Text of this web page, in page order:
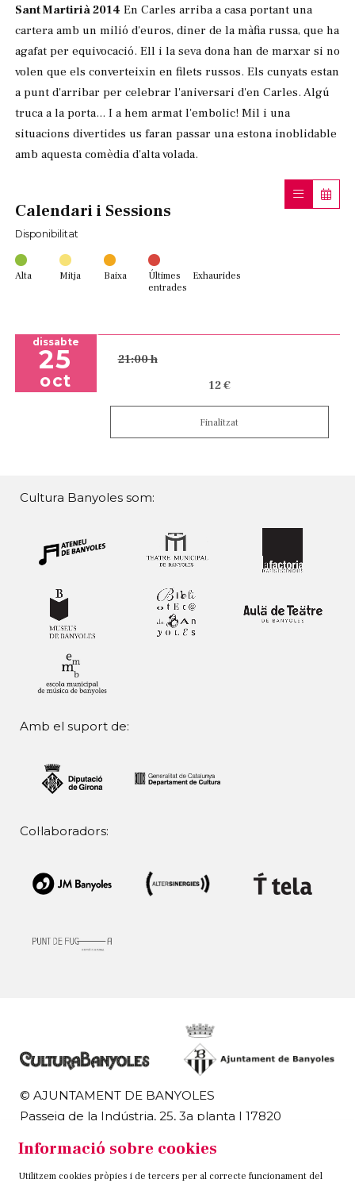
Sant Martirià 2014 En Carles arriba a casa portant una
cartera amb un milió d'euros, diner de la màfia russa, que ha
agafat per equivocació. Ell i la seva dona han de marxar si no
volen que els converteixin en filets russos. Els cunyats estan
a punt d'arribar per celebrar l'aniversari d'en Carles. Algú
truca a la porta... I a hem armat l'embolic! Mil i una
situacions divertides us faran passar una estona inoblidable
amb aquesta comèdia d'alta volada.
Calendari i Sessions
Disponibilitat
Alta Mitja Baixa
Últimes
entrades
Exhaurides
dissabte
25
oct
21:00 h
12 €
Finalitzat
Cultura Banyoles som:
Amb el suport de:
Col·laboradors:
© AJUNTAMENT DE BANYOLES
Passeig de la Indústria, 25, 3a planta | 17820
972 58 18 48 | 972 57 00 50
Informació sobre cookies
Utilitzem cookies pròpies i de tercers per al correcte funcionament del